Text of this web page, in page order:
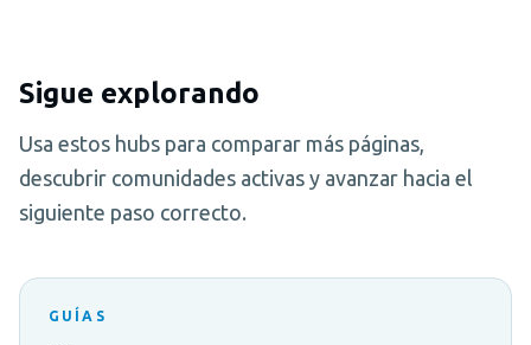
Sigue explorando
Usa estos hubs para comparar más páginas,
descubrir comunidades activas y avanzar hacia el
siguiente paso correcto.
GUÍAS